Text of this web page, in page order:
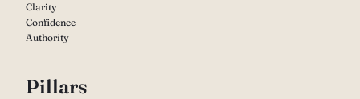
Clarity
Confidence
Authority
Pillars